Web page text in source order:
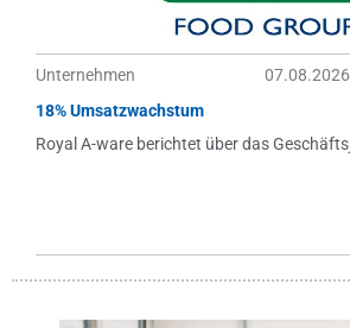
Unternehmen
07.08.2026
18% Umsatzwachstum
Royal A-ware berichtet über das